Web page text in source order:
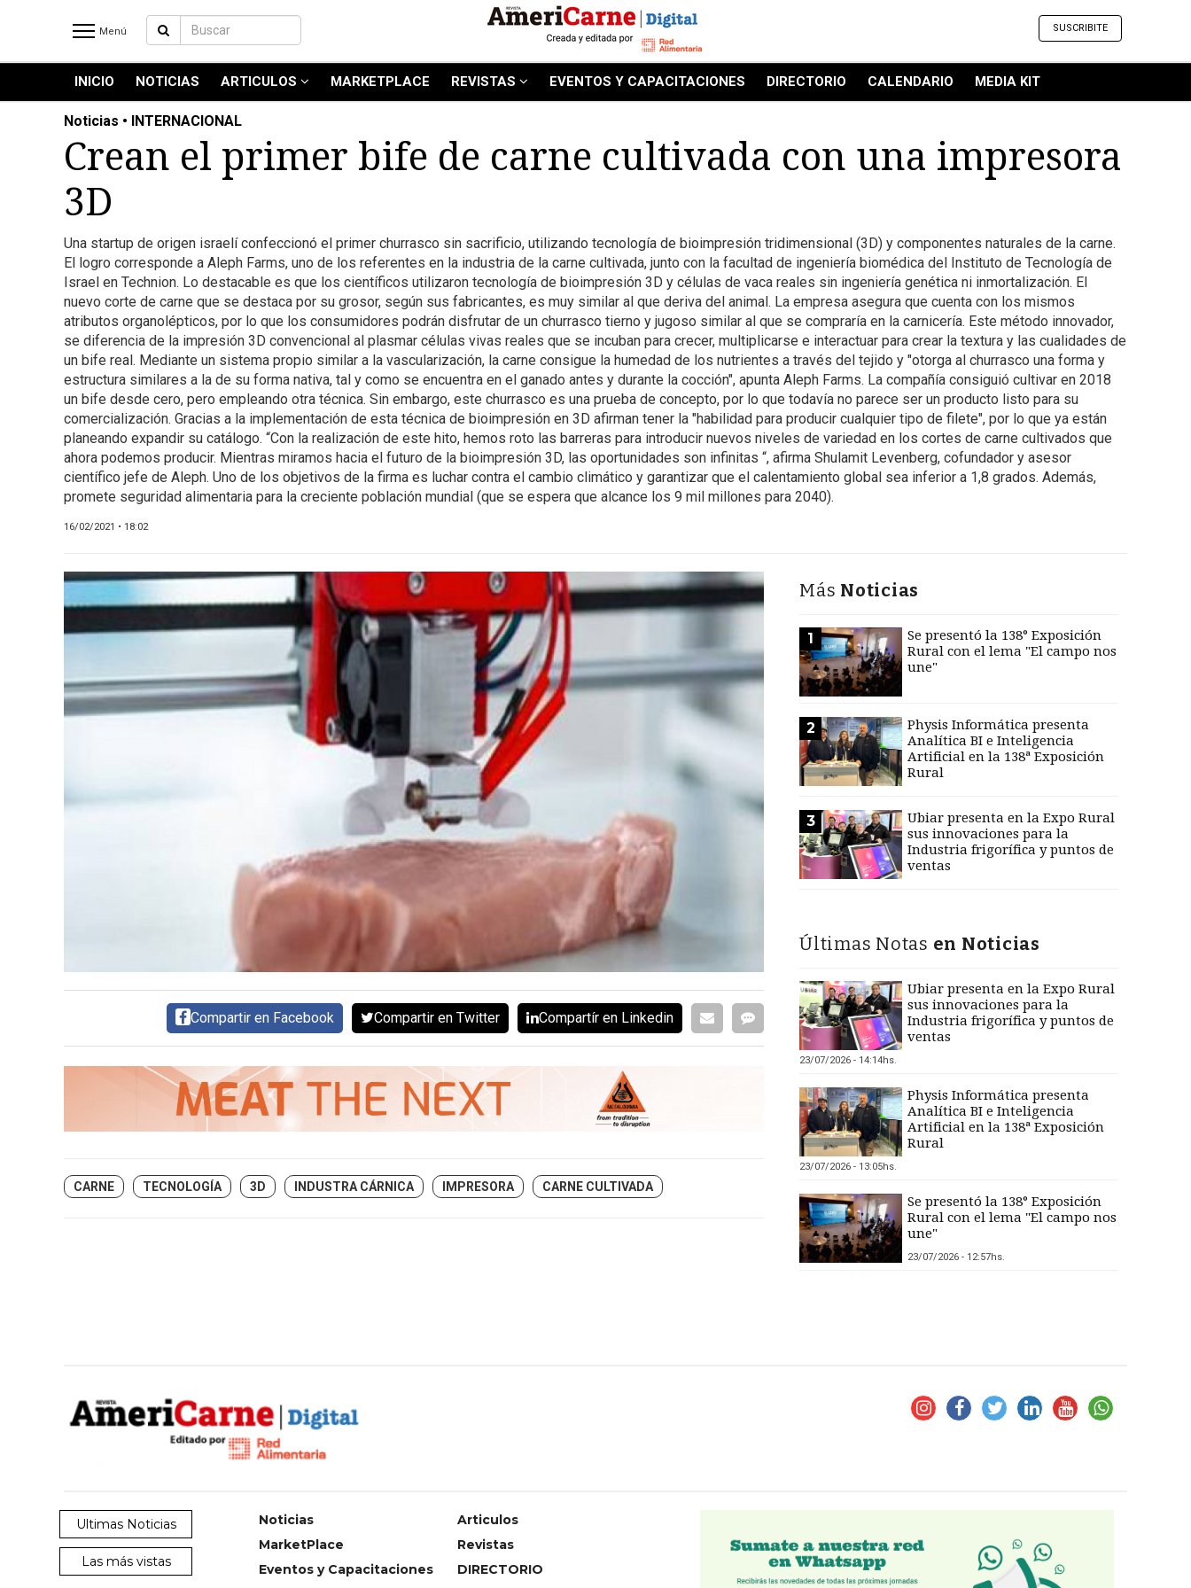
NOTICIAS RECIENTES
NOTICIAS
ARTICULOS
PRODUCCIÓN
PRODUCTO
NUEVOS PRODUCTOS
MARKETPLACE
REVISTAS
REVISTAS
CATÁLOGO DE CORTES DE
CARNE VACUNA
EVENTOS Y
CAPACITACIONES
DIRECTORIO
Menú SUSCRIBITE
INICIO NOTICIAS ARTICULOS MARKETPLACE REVISTAS EVENTOS Y CAPACITACIONES DIRECTORIO CALENDARIO MEDIA KIT
Noticias • INTERNACIONAL
Crean el primer bife de carne cultivada con una impresora
3D
Una startup de origen israelí confeccionó el primer churrasco sin sacrificio, utilizando tecnología de bioimpresión tridimensional (3D) y componentes naturales de la carne.
El logro corresponde a Aleph Farms, uno de los referentes en la industria de la carne cultivada, junto con la facultad de ingeniería biomédica del Instituto de Tecnología de
Israel en Technion. Lo destacable es que los científicos utilizaron tecnología de bioimpresión 3D y células de vaca reales sin ingeniería genética ni inmortalización. El
nuevo corte de carne que se destaca por su grosor, según sus fabricantes, es muy similar al que deriva del animal. La empresa asegura que cuenta con los mismos
atributos organolépticos, por lo que los consumidores podrán disfrutar de un churrasco tierno y jugoso similar al que se compraría en la carnicería. Este método innovador,
se diferencia de la impresión 3D convencional al plasmar células vivas reales que se incuban para crecer, multiplicarse e interactuar para crear la textura y las cualidades de
un bife real. Mediante un sistema propio similar a la vascularización, la carne consigue la humedad de los nutrientes a través del tejido y "otorga al churrasco una forma y
estructura similares a la de su forma nativa, tal y como se encuentra en el ganado antes y durante la cocción", apunta Aleph Farms. La compañía consiguió cultivar en 2018
un bife desde cero, pero empleando otra técnica. Sin embargo, este churrasco es una prueba de concepto, por lo que todavía no parece ser un producto listo para su
comercialización. Gracias a la implementación de esta técnica de bioimpresión en 3D afirman tener la "habilidad para producir cualquier tipo de filete", por lo que ya están
planeando expandir su catálogo. “Con la realización de este hito, hemos roto las barreras para introducir nuevos niveles de variedad en los cortes de carne cultivados que
ahora podemos producir. Mientras miramos hacia el futuro de la bioimpresión 3D, las oportunidades son infinitas “, afirma Shulamit Levenberg, cofundador y asesor
científico jefe de Aleph. Uno de los objetivos de la firma es luchar contra el cambio climático y garantizar que el calentamiento global sea inferior a 1,8 grados. Además,
promete seguridad alimentaria para la creciente población mundial (que se espera que alcance los 9 mil millones para 2040).
16/02/2021 • 18:02
Compartir en Facebook Compartir en Twitter Compartír en Linkedin
CARNE TECNOLOGÍA 3D INDUSTRA CÁRNICA IMPRESORA CARNE CULTIVADA
Más Noticias
1
Se presentó la 138° Exposición
Rural con el lema "El campo nos
une"
2
Physis Informática presenta
Analítica BI e Inteligencia
Artificial en la 138ª Exposición
Rural
3
Ubiar presenta en la Expo Rural
sus innovaciones para la
Industria frigorífica y puntos de
ventas
Últimas Notas en Noticias
Ubiar presenta en la Expo Rural
sus innovaciones para la
Industria frigorífica y puntos de
ventas
23/07/2026 - 14:14hs.
Physis Informática presenta
Analítica BI e Inteligencia
Artificial en la 138ª Exposición
Rural
23/07/2026 - 13:05hs.
Se presentó la 138° Exposición
Rural con el lema "El campo nos
une"
23/07/2026 - 12:57hs.
Ultimas Noticias
Las más vistas
Noticias
Articulos
MarketPlace
Revistas
Eventos y Capacitaciones
DIRECTORIO